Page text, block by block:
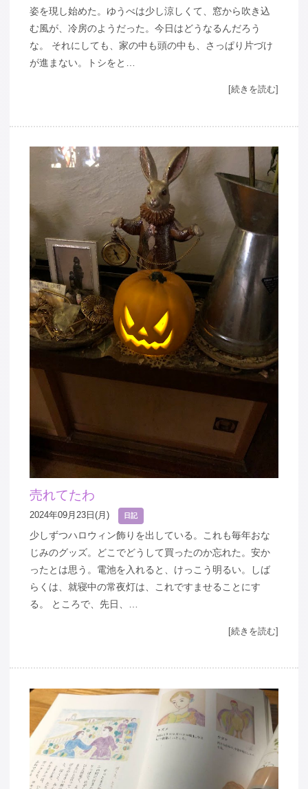
姿を現し始めた。ゆうべは少し涼しくて、窓から吹き込
む風が、冷房のようだった。今日はどうなるんだろう
な。 それにしても、家の中も頭の中も、さっぱり片づけ
が進まない。トシをと…
[続きを読む]
売れてたわ
2024年09月23日(月) 日記
少しずつハロウィン飾りを出している。これも毎年おな
じみのグッズ。どこでどうして買ったのか忘れた。安か
ったとは思う。電池を入れると、けっこう明るい。しば
らくは、就寝中の常夜灯は、これですませることにす
る。 ところで、先日、…
[続きを読む]